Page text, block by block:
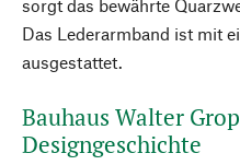
sorgt das bewährte
Das Lederarmband ist mit
ausgestattet.
Bauhaus Walter
Designgeschichte